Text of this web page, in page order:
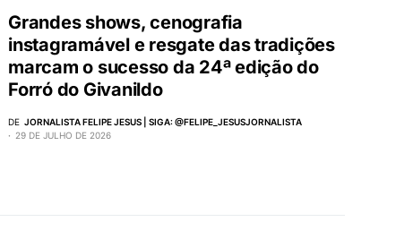
Grandes shows, cenografia
instagramável e resgate das tradições
marcam o sucesso da 24ª edição do
Forró do Givanildo
DE JORNALISTA FELIPE JESUS | SIGA: @FELIPE_JESUSJORNALISTA
29 DE JULHO DE 2026